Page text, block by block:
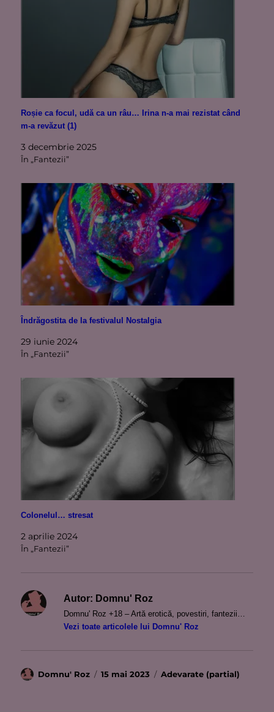
Roșie ca focul, udă ca un râu… Irina n-a mai rezistat când
m-a revăzut (1)
3 decembrie 2025
În „Fantezii”
Îndrăgostita de la festivalul Nostalgia
29 iunie 2024
În „Fantezii”
Colonelul… stresat
2 aprilie 2024
În „Fantezii”
Autor: Domnu' Roz
Domnu' Roz +18 – Artă erotică, povestiri, fantezii…
Vezi toate articolele lui Domnu' Roz
Autor
Domnu' Roz
Publicat
15 mai 2023 Categorii
Adevarate (partial)